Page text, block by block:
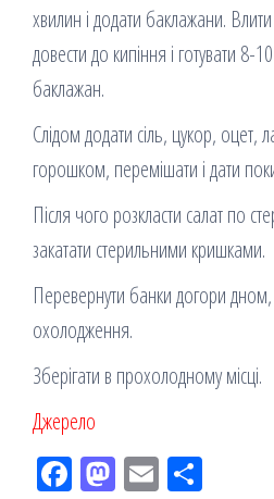
хвилин і додати баклажани.
довести до кипіння і готувати 8-
баклажан.
Слідом додати сіль, цукор, оцет,
горошком, перемішати і дати
Після чого розкласти салат по
закатати стерильними кришками.
Перевернути банки догори дном,
охолодження.
Зберігати в прохолодному місці.
Джерело
Fac M Em